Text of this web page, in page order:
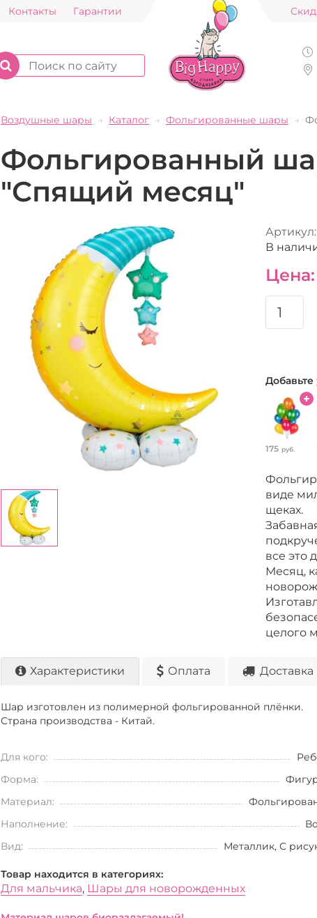
Контакты Гарантии
Воздушные шары Каталог Фольгированные шары
Фольгированный
"Спящий месяц"
Артикул:
В
Цена:
Добавьте
175 руб.
виде
щеках.
все это
Месяц,
целого
Характеристики Оплата Доставка
Шар изготовлен из полимерной фольгированной плёнки.
Страна производства - Китай.
Для кого:
Форма:
Материал:
Наполнение:
Вид:
Металлик, С
Товар находится в категориях:
Для мальчика, Шары для новорожденных